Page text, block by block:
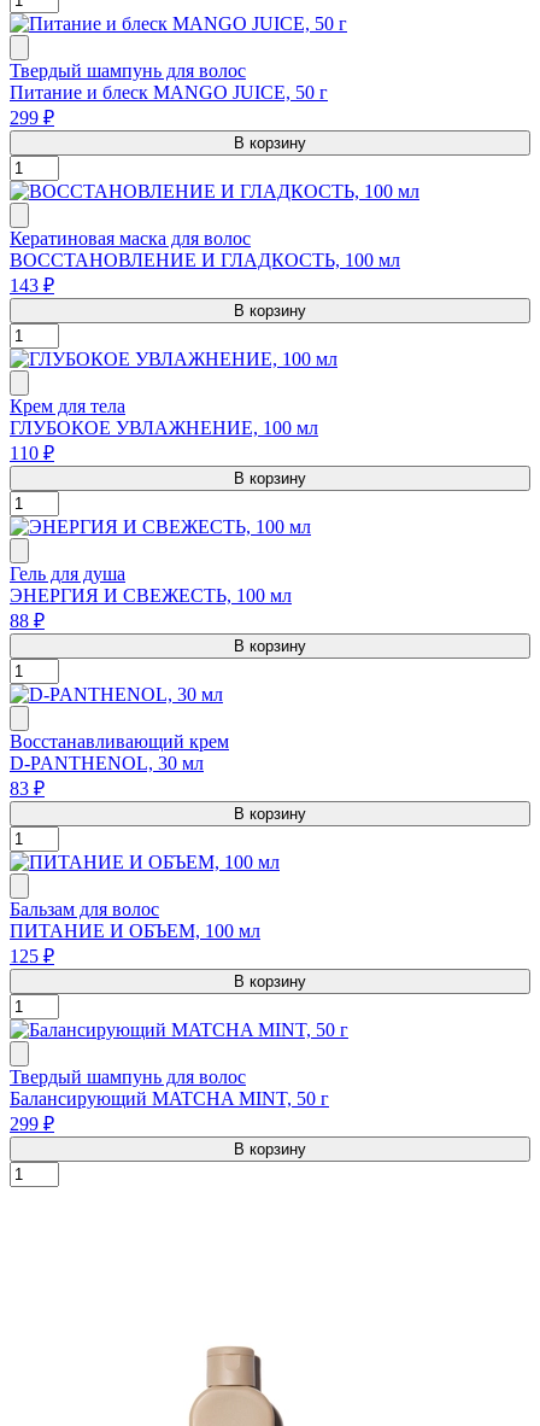
Твердый шампунь для волос
Питание и блеск MANGO JUICE, 50 г
299 ₽
В корзину
Кератиновая маска для волос
ВОССТАНОВЛЕНИЕ И ГЛАДКОСТЬ, 100 мл
143 ₽
В корзину
Крем для тела
ГЛУБОКОЕ УВЛАЖНЕНИЕ, 100 мл
110 ₽
В корзину
Гель для душа
ЭНЕРГИЯ И СВЕЖЕСТЬ, 100 мл
88 ₽
В корзину
Восстанавливающий крем
D-PANTHENOL, 30 мл
83 ₽
В корзину
Бальзам для волос
ПИТАНИЕ И ОБЪЕМ, 100 мл
125 ₽
В корзину
Твердый шампунь для волос
Балансирующий MATCHA MINT, 50 г
299 ₽
В корзину